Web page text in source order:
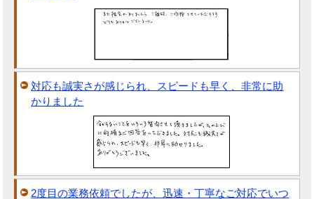
対応も誠実さが感じられ、スピードも早く、非常に助
かりました
2度目の業務依頼でしたが、迅速・丁寧なご対応でいつ